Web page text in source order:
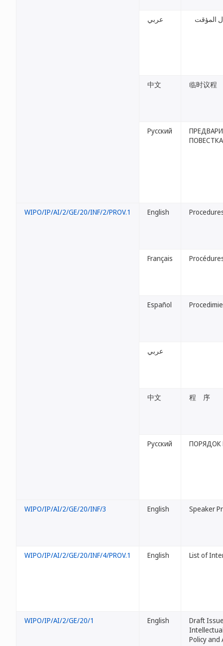
عربي المؤقت
中文 临时议程
Русский
WIPO/IP/AI/2/GE/20/INF/2/PROV.1 English
Français
Español
عربي
中文 程 序
Русский ПОРЯДОК
WIPO/IP/AI/2/GE/20/INF/3 English Speaker
WIPO/IP/AI/2/GE/20/INF/4/PROV.1 English List of
WIPO/IP/AI/2/GE/20/1 English
Draft
Policy and